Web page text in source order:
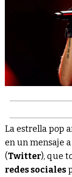
La estrella pop
en un mensaje
(Twitter), que
redes sociales